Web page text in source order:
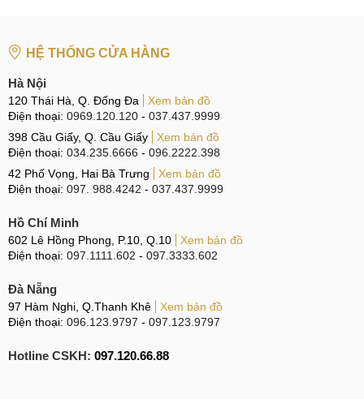
HỆ THỐNG CỬA HÀNG
Hà Nội
120 Thái Hà, Q. Đống Đa
Xem bản đồ
Điện thoại: 0969.120.120 - 037.437.9999
398 Cầu Giấy, Q. Cầu Giấy
Xem bản đồ
Điện thoại: 034.235.6666 - 096.2222.398
42 Phố Vọng, Hai Bà Trưng
Xem bản đồ
Điện thoại: 097. 988.4242 - 037.437.9999
Hồ Chí Minh
602 Lê Hồng Phong, P.10, Q.10
Xem bản đồ
Điện thoại: 097.1111.602 - 097.3333.602
Đà Nẵng
97 Hàm Nghi, Q.Thanh Khê
Xem bản đồ
Điện thoại: 096.123.9797 - 097.123.9797
Hotline CSKH: 097.120.66.88